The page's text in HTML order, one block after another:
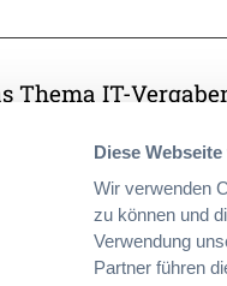
Diese
Wir verwenden
zu können und
Verwendung
Partner führen
Thema IT-
die EVB-IT